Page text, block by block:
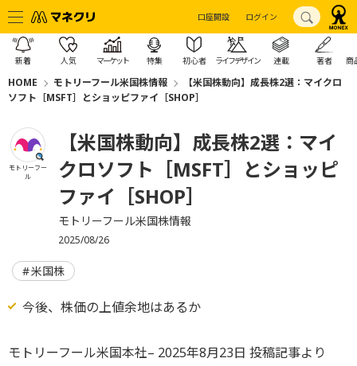
口座開設 ログイン
新着 人気 マーケット 特集 初心者 ライフデザイン 連載 著者 商
HOME モトリーフール米国株情報
【米国株動向】成長株2選：マイクロ
ソフト［MSFT］とショッピファイ［SHOP］
モトリーフー
ル
【米国株動向】成長株2選：マイ
クロソフト［MSFT］とショッピ
ファイ［SHOP］
モトリーフール米国株情報
2025/08/26
米国株
今後、株価の上値余地はあるか
モトリーフール米国本社– 2025年8月23日 投稿記事より